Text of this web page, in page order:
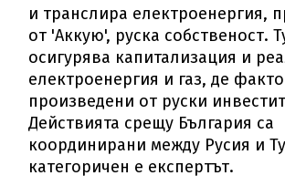
и транслира електроенергия,
от 'Аккую', руска собственост.
осигурява капитализация и
електроенергия и газ, де факто
произведени от руски
Действията срещу България са
координирани между Русия и
категоричен е експертът.